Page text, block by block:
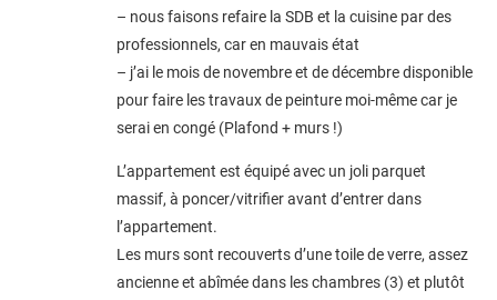
– nous faisons refaire la SDB et la cuisine par des
professionnels, car en mauvais état
– j’ai le mois de novembre et de décembre disponible
pour faire les travaux de peinture moi-même car je
serai en congé (Plafond + murs !)
L’appartement est équipé avec un joli parquet
massif, à poncer/vitrifier avant d’entrer dans
l’appartement.
Les murs sont recouverts d’une toile de verre, assez
ancienne et abîmée dans les chambres (3) et plutôt